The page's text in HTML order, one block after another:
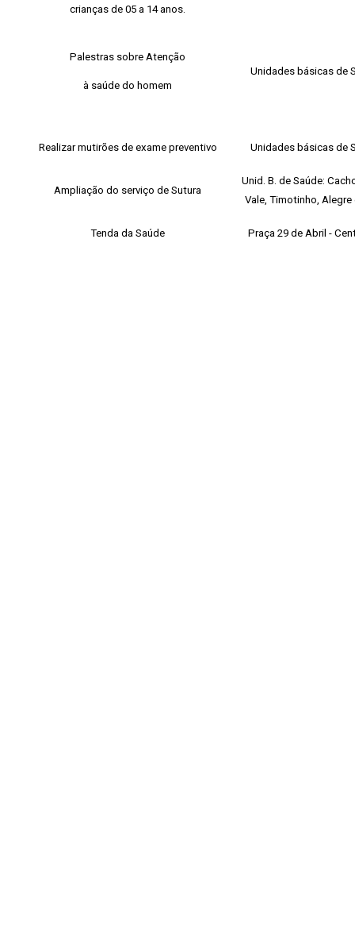
crianças de 05 a 14 anos.
Palestras sobre Atenção
à saúde do homem
Unidades básicas de
Realizar mutirões de exame preventivo Unidades básicas de
Ampliação do serviço de Sutura
Unid. B. de Saúde:
Vale, Timotinho, Alegre
Tenda da Saúde Praça 29 de Abril -